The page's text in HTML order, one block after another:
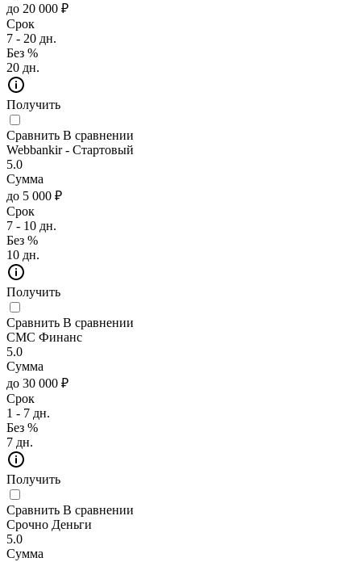
до 20 000 ₽
Срок
7 - 20 дн.
Без %
20 дн.
Получить
Сравнить В сравнении
Webbankir - Стартовый
5.0
Сумма
до 5 000 ₽
Срок
7 - 10 дн.
Без %
10 дн.
Получить
Сравнить В сравнении
СМС Финанс
5.0
Сумма
до 30 000 ₽
Срок
1 - 7 дн.
Без %
7 дн.
Получить
Сравнить В сравнении
Срочно Деньги
5.0
Сумма